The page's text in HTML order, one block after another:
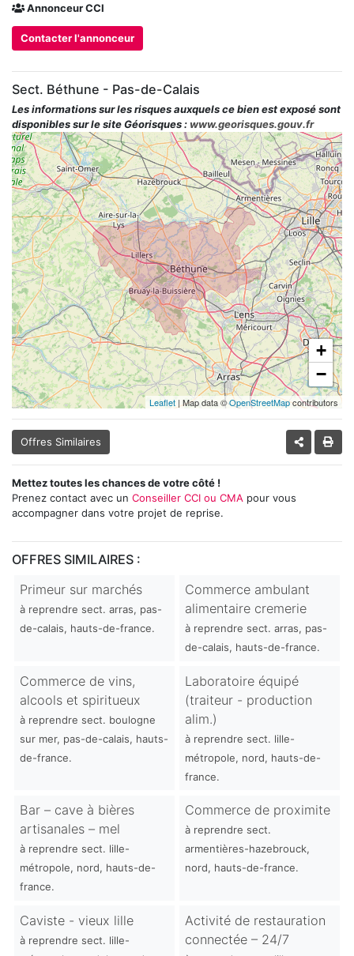
Annonceur CCI
Contacter l'annonceur
Sect. Béthune - Pas-de-Calais
Les informations sur les risques auxquels ce bien est exposé sont
disponibles sur le site Géorisques : www.georisques.gouv.fr
+
−
Leaflet | Map data ©OpenStreetMapcontributors
Offres Similaires
Mettez toutes les chances de votre côté !
Prenez contact avec un Conseiller CCI ou CMA pour vous
accompagner dans votre projet de reprise.
OFFRES SIMILAIRES :
Primeur sur marchés
à reprendre sect. arras, pas-
de-calais, hauts-de-france.
Commerce ambulant
alimentaire cremerie
à reprendre sect. arras, pas-
de-calais, hauts-de-france.
Commerce de vins,
alcools et spiritueux
à reprendre sect. boulogne
sur mer, pas-de-calais, hauts-
de-france.
Laboratoire équipé
(traiteur - production
alim.)
à reprendre sect. lille-
métropole, nord, hauts-de-
france.
Bar – cave à bières
artisanales – mel
à reprendre sect. lille-
métropole, nord, hauts-de-
france.
Commerce de proximite
à reprendre sect.
armentières-hazebrouck,
nord, hauts-de-france.
Caviste - vieux lille
à reprendre sect. lille-
Activité de restauration
connectée – 24/7